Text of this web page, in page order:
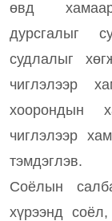
өвд
дурсгалыг
судлалыг
чиглэлээр
хоорондын
чиглэлээр
тэмдэглэв.
Соёлын
хүрээнд